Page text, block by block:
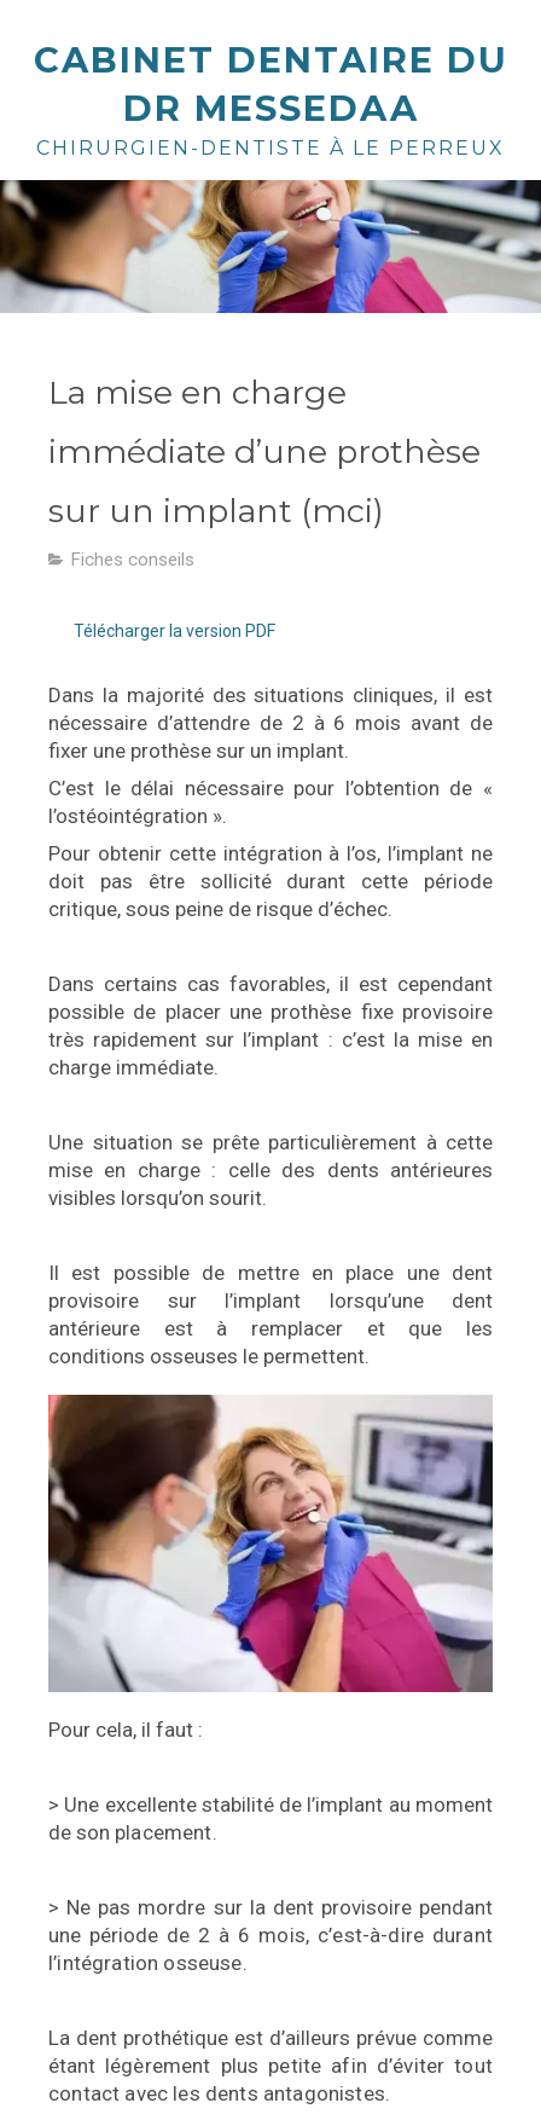
CABINET DENTAIRE DU
DR MESSEDAA
CHIRURGIEN-DENTISTE À LE PERREUX
La mise en charge
immédiate d’une prothèse
sur un implant (mci)
Fiches conseils
Télécharger la version PDF
Dans la majorité des situations cliniques, il est
nécessaire d’attendre de 2 à 6 mois avant de
fixer une prothèse sur un implant.
C’est le délai nécessaire pour l’obtention de «
l’ostéointégration ».
Pour obtenir cette intégration à l’os, l’implant ne
doit pas être sollicité durant cette période
critique, sous peine de risque d’échec.
Dans certains cas favorables, il est cependant
possible de placer une prothèse fixe provisoire
très rapidement sur l’implant : c’est la mise en
charge immédiate.
Une situation se prête particulièrement à cette
mise en charge : celle des dents antérieures
visibles lorsqu’on sourit.
Il est possible de mettre en place une dent
provisoire sur l’implant lorsqu’une dent
antérieure est à remplacer et que les
conditions osseuses le permettent.
Pour cela, il faut :
> Une excellente stabilité de l’implant au moment
de son placement.
> Ne pas mordre sur la dent provisoire pendant
une période de 2 à 6 mois, c’est-à-dire durant
l’intégration osseuse.
La dent prothétique est d’ailleurs prévue comme
étant légèrement plus petite afin d’éviter tout
contact avec les dents antagonistes.